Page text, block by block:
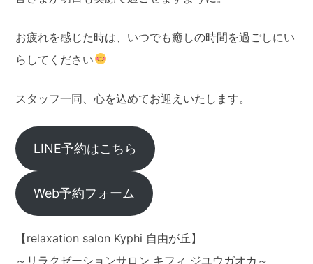
お疲れを感じた時は、いつでも癒しの時間を過ごしにい
らしてください
スタッフ一同、心を込めてお迎えいたします。
LINE予約はこちら
Web予約フォーム
【relaxation salon Kyphi 自由が丘】
～リラクゼーションサロン キフィ ジユウガオカ～